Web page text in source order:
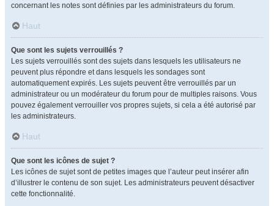
concernant les notes sont définies par les administrateurs du forum.
Haut
Que sont les sujets verrouillés ?
Les sujets verrouillés sont des sujets dans lesquels les utilisateurs ne
peuvent plus répondre et dans lesquels les sondages sont
automatiquement expirés. Les sujets peuvent être verrouillés par un
administrateur ou un modérateur du forum pour de multiples raisons. Vous
pouvez également verrouiller vos propres sujets, si cela a été autorisé par
les administrateurs.
Haut
Que sont les icônes de sujet ?
Les icônes de sujet sont de petites images que l’auteur peut insérer afin
d’illustrer le contenu de son sujet. Les administrateurs peuvent désactiver
cette fonctionnalité.